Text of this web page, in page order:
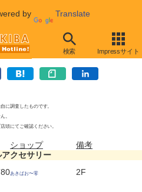
by Translate
検索 Impressサイト
製品(2012年6月3日)
(5月29日〜6
に調査したものです。
。
頭にてご確認ください。
ショップ
備考
クセサリー
あきばお〜零 2F